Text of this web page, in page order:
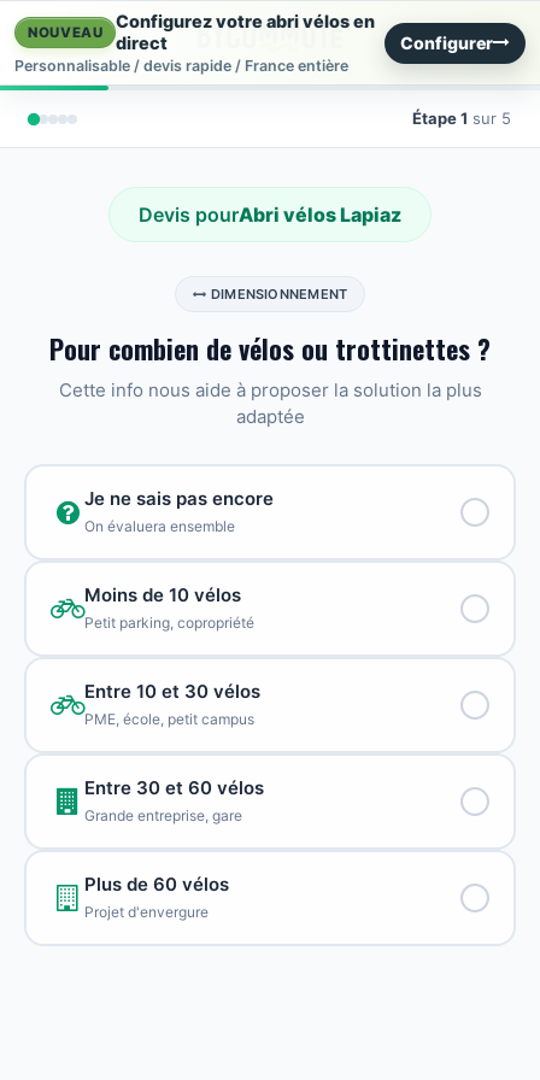
Se rendre au contenu
NOUVEAU
Configurez votre abri vélos en
direct
Personnalisable / devis rapide / France entière
Configurer
Étape 1 sur 5
Devis pourAbri vélos Lapiaz
DIMENSIONNEMENT
Pour combien de vélos ou trottinettes ?
Cette info nous aide à proposer la solution la plus
adaptée
Je ne sais pas encore
On évaluera ensemble
Moins de 10 vélos
Petit parking, copropriété
Entre 10 et 30 vélos
PME, école, petit campus
Entre 30 et 60 vélos
Grande entreprise, gare
Plus de 60 vélos
Projet d'envergure